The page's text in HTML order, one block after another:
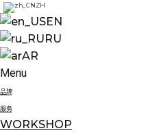
ZH
EN
RU
AR
Menu
品牌
服务
WORKSHOP